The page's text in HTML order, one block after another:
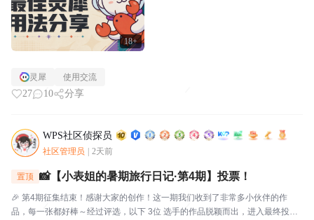
18+
灵犀 使用交流
27 10 分享
WPS社区侦探员
社区管理员 2天前
置顶 📸【小表姐的暑期旅行日记·第4期】投票！
🎉 第4期征集结束！感谢大家的创作！这一期我们收到了非常多小伙伴的作
品，每一张都好棒～经过评选，以下 3位 选手的作品脱颖而出，进入最终投